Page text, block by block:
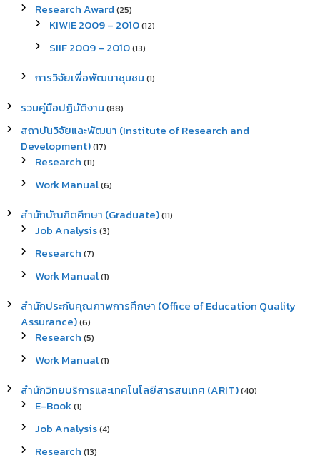
Research Award (25)
KIWIE 2009 – 2010(12)
SIIF 2009 – 2010(13)
การวิจัยเพื่อพัฒนาชุมชน (1)
รวมคู่มือปฏิบัติงาน (88)
สถาบันวิจัยและพัฒนา (Institute of Research and
Development)(17)
Research (11)
Work Manual(6)
สำนักบัณฑิตศึกษา (Graduate)(11)
Job Analysis(3)
Research (7)
Work Manual(1)
สำนักประกันคุณภาพการศึกษา (Office of Education Quality
Assurance)(6)
Research (5)
Work Manual(1)
สำนักวิทยบริการและเทคโนโลยีสารสนเทศ (ARIT)(40)
E-Book(1)
Job Analysis(4)
Research (13)